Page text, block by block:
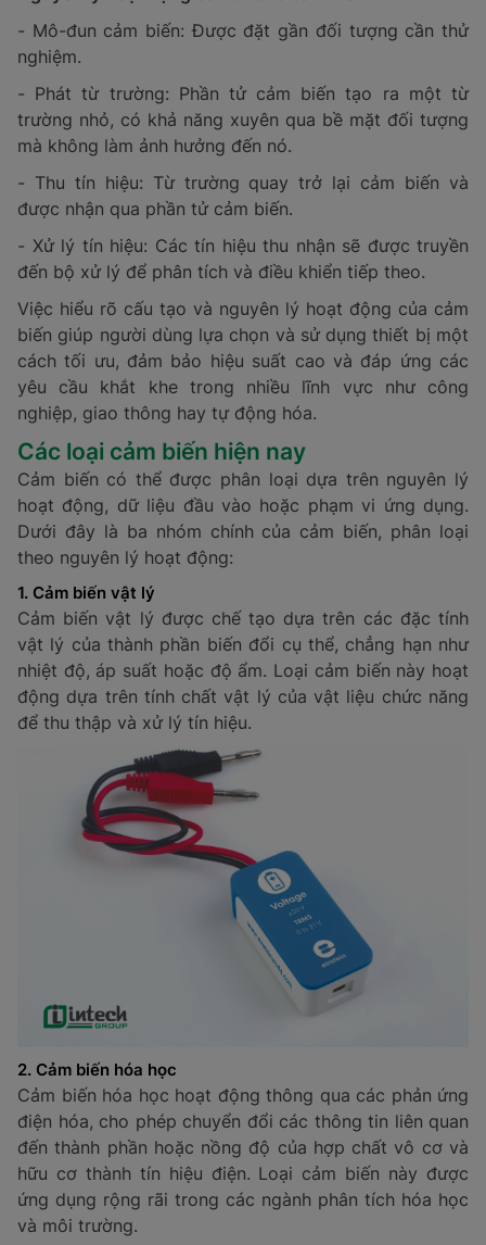
- Mô-đun cảm biến: Được đặt gần đối tượng cần thử
nghiệm.
- Phát từ trường: Phần tử cảm biến tạo ra một từ
trường nhỏ, có khả năng xuyên qua bề mặt đối tượng
mà không làm ảnh hưởng đến nó.
- Thu tín hiệu: Từ trường quay trở lại cảm biến và
được nhận qua phần tử cảm biến.
- Xử lý tín hiệu: Các tín hiệu thu nhận sẽ được truyền
đến bộ xử lý để phân tích và điều khiển tiếp theo.
Việc hiểu rõ cấu tạo và nguyên lý hoạt động của cảm
biến giúp người dùng lựa chọn và sử dụng thiết bị một
cách tối ưu, đảm bảo hiệu suất cao và đáp ứng các
yêu cầu khắt khe trong nhiều lĩnh vực như công
nghiệp, giao thông hay tự động hóa.
Các loại cảm biến hiện nay
Cảm biến có thể được phân loại dựa trên nguyên lý
hoạt động, dữ liệu đầu vào hoặc phạm vi ứng dụng.
Dưới đây là ba nhóm chính của cảm biến, phân loại
theo nguyên lý hoạt động:
1. Cảm biến vật lý
Cảm biến vật lý được chế tạo dựa trên các đặc tính
vật lý của thành phần biến đổi cụ thể, chẳng hạn như
nhiệt độ, áp suất hoặc độ ẩm. Loại cảm biến này hoạt
động dựa trên tính chất vật lý của vật liệu chức năng
để thu thập và xử lý tín hiệu.
2. Cảm biến hóa học
Cảm biến hóa học hoạt động thông qua các phản ứng
điện hóa, cho phép chuyển đổi các thông tin liên quan
đến thành phần hoặc nồng độ của hợp chất vô cơ và
hữu cơ thành tín hiệu điện. Loại cảm biến này được
ứng dụng rộng rãi trong các ngành phân tích hóa học
và môi trường.